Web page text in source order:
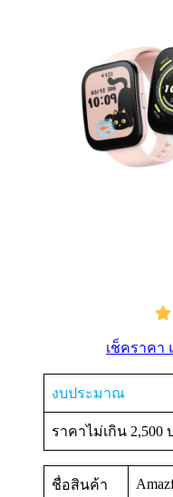
เช็คราคา
งบประมาณ
ราคาไม่เกิน 2,500
ชื่อสินค้า